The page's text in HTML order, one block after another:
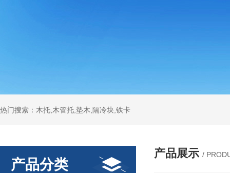
热门搜索：木托,木管托,垫木,隔冷块,铁卡
产品分类
产品展示 /